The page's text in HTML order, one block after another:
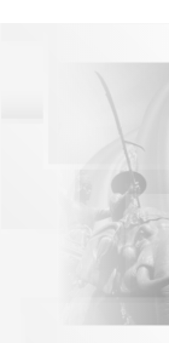
ประก
ปี(พ.ศ